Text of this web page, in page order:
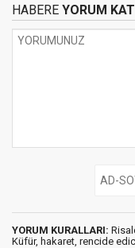
HABERE YORUM KAT
YORUM KURALLARI:
Küfür, hakaret, rencide